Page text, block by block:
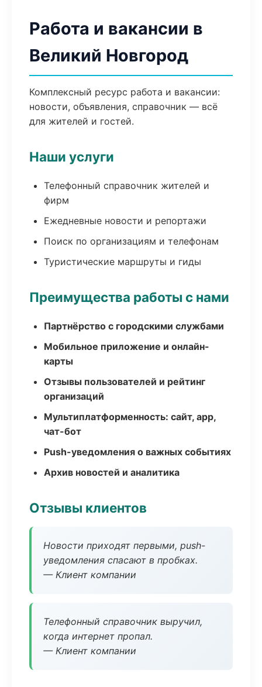
Работа и вакансии в
Великий Новгород
Комплексный ресурс работа и вакансии:
новости, объявления, справочник — всё
для жителей и гостей.
Наши услуги
Телефонный справочник жителей и
фирм
Ежедневные новости и репортажи
Поиск по организациям и телефонам
Туристические маршруты и гиды
Преимущества работы с нами
Партнёрство с городскими службами
Мобильное приложение и онлайн-
карты
Отзывы пользователей и рейтинг
организаций
Мультиплатформенность: сайт, app,
чат-бот
Push-уведомления о важных событиях
Архив новостей и аналитика
Отзывы клиентов
Новости приходят первыми, push-
уведомления спасают в пробках.
— Клиент компании
Телефонный справочник выручил,
когда интернет пропал.
— Клиент компании